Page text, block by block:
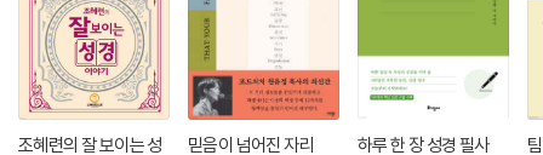
가 사용되면서 절정에 이른다. 문맥을 보면 바울은 여기서 면죄 선언 혹은
언약 멤버십 선언 이상의 의미를 포함시키고 있음을 확실히 알 수 있다. 하
나님의 은혜로우신 행위로 인해 고린도 교인들은 씻음을 받았거나 세례를
받고 용서함을 받았으며(“씻음”은 이미 변화를 암시한다), 거룩함을 받았
거나 또는 구별되었고, 정의로운 자들의 공동체로 편입되었다는 의미에서
- 최형근 (서울신학대학교 선교학 교수)
한국교회는 바울 서신을 구약이나 복음서와 달리 신앙생활에 관한 사적이
며 교훈적인 내용으로 편협하게 해석하는 경향이 있다. 이런 편견을 본서
조혜련의 잘 보이는 성
믿음이 넘어진 자리 하루 한 장 성경 필사